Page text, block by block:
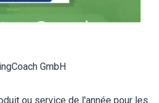
GmbH
ou service de l'année pour les